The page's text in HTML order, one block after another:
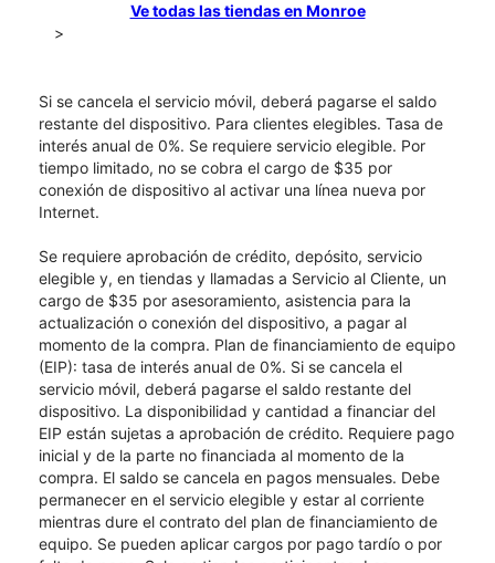
Ve todas las tiendas en Monroe
>
Si se cancela el servicio móvil, deberá pagarse el saldo
restante del dispositivo. Para clientes elegibles. Tasa de
interés anual de 0%. Se requiere servicio elegible. Por
tiempo limitado, no se cobra el cargo de $35 por
conexión de dispositivo al activar una línea nueva por
Internet.
Se requiere aprobación de crédito, depósito, servicio
elegible y, en tiendas y llamadas a Servicio al Cliente, un
cargo de $35 por asesoramiento, asistencia para la
actualización o conexión del dispositivo, a pagar al
momento de la compra. Plan de financiamiento de equipo
(EIP): tasa de interés anual de 0%. Si se cancela el
servicio móvil, deberá pagarse el saldo restante del
dispositivo. La disponibilidad y cantidad a financiar del
EIP están sujetas a aprobación de crédito. Requiere pago
inicial y de la parte no financiada al momento de la
compra. El saldo se cancela en pagos mensuales. Debe
permanecer en el servicio elegible y estar al corriente
mientras dure el contrato del plan de financiamiento de
equipo. Se pueden aplicar cargos por pago tardío o por